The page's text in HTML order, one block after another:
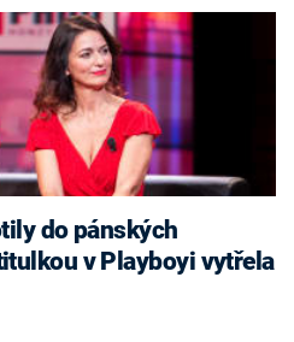
v Playboyi vytřela